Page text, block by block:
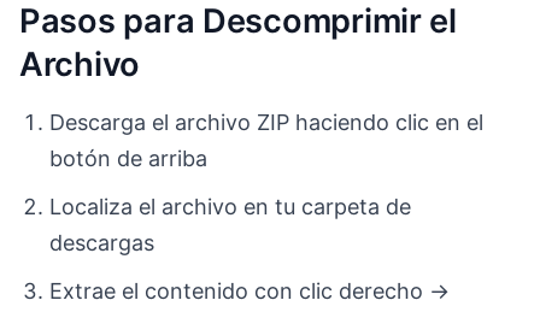
Pasos para Descomprimir el
Archivo
Descarga el archivo ZIP haciendo clic en el
botón de arriba
Localiza el archivo en tu carpeta de
descargas
Extrae el contenido con clic derecho →